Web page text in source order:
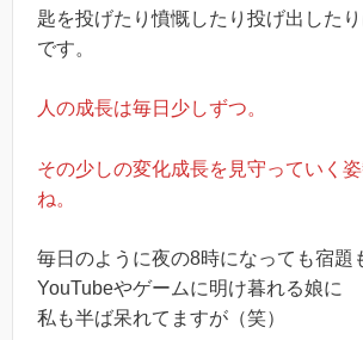
匙を投げたり憤慨したり投げ出した
です。
人の成長は毎日少しずつ。
その少しの変化成長を見守っていく
ね。
毎日のように夜の8時になっても宿題
YouTubeやゲームに明け暮れる娘に
私も半ば呆れてますが（笑）